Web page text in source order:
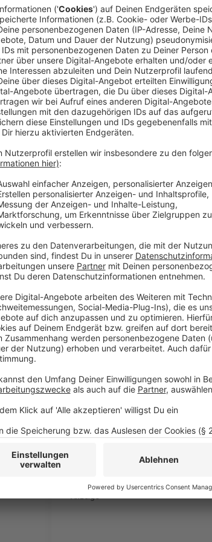
Arbeiten auch im Bilker
Anzeige
Die Rheinbahn empfiehlt den
Suitbertusplatz wird in den
und Kirchplatz an den Gleisen
Anzeige
Einschränkungen bis zum
Anzeige
In den nächsten drei Wochen
Einschränkungen. Die Bahnen
Busse ersetzt - zum Beispiel auf
Bauarbeiten dauern bis zum 11.
Anzeige
Anzeige
Rheinbahn erreicht neuen
Anzeige